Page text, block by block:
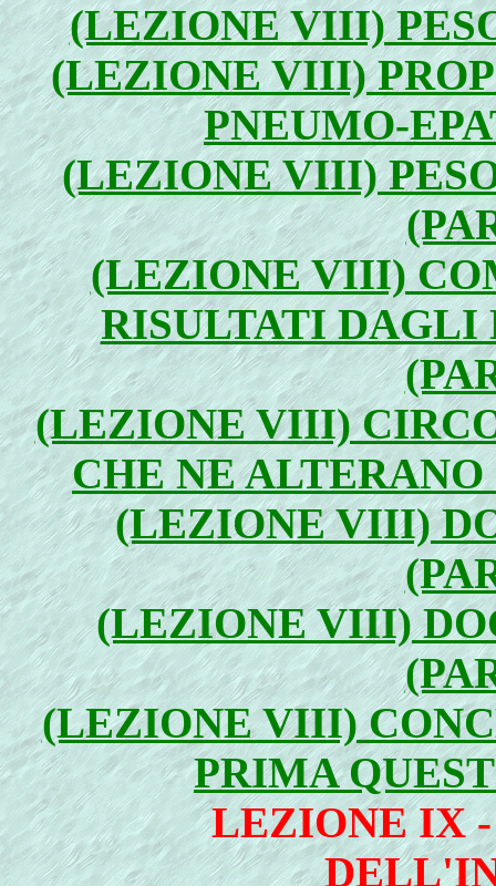
(LEZIONE VIII)
(LEZIONE VIII)
PNEUMO-
(LEZIONE VIII)
(LEZIONE VIII)
RISULTATI DAGLI
(LEZIONE VIII)
CHE NE
(LEZIONE VIII)
(LEZIONE VIII)
(LEZIONE VIII)
PRIMA
LEZIONE IX